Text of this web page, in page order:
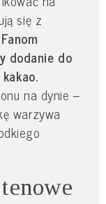
się z
Fanom
dodanie do
na dynie –
warzywa